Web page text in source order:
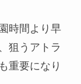
時間より早
狙うアトラ
重要になり